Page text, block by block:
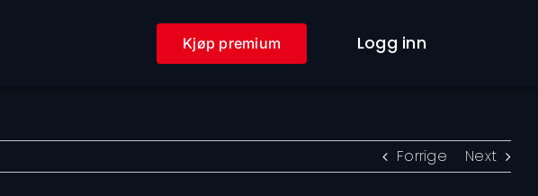
Kjøp premium Logg inn
Forrige Next